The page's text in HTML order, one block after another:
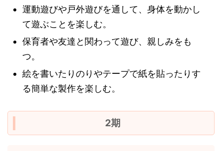
運動遊びや戸外遊びを通して、身体を動かし
て遊ぶことを楽しむ。
保育者や友達と関わって遊び、親しみをも
つ。
絵を書いたりのりやテープで紙を貼ったりす
る簡単な製作を楽しむ。
2期